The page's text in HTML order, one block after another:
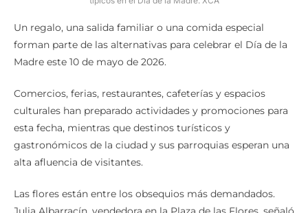
Un regalo, una salida familiar o una comida especial
forman parte de las alternativas para celebrar el Día de la
Madre este 10 de mayo de 2026.
Comercios, ferias, restaurantes, cafeterías y espacios
culturales han preparado actividades y promociones para
esta fecha, mientras que destinos turísticos y
gastronómicos de la ciudad y sus parroquias esperan una
alta afluencia de visitantes.
Las flores están entre los obsequios más demandados.